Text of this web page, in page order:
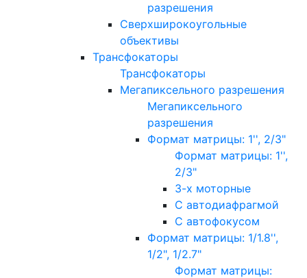
разрешения
Сверхширокоугольные
объективы
Трансфокаторы
Трансфокаторы
Мегапиксельного разрешения
Мегапиксельного
разрешения
Формат матрицы: 1'', 2/3"
Формат матрицы: 1'',
2/3"
3-х моторные
С автодиафрагмой
С автофокусом
Формат матрицы: 1/1.8'',
1/2", 1/2.7"
Формат матрицы: